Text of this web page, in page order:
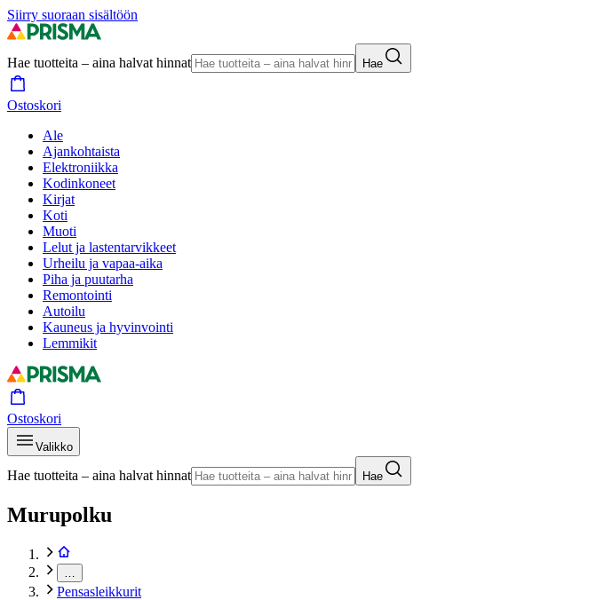
Siirry suoraan sisältöön
Hae tuotteita – aina halvat hinnat Hae
Ostoskori
Ale
Ajankohtaista
Elektroniikka
Kodinkoneet
Kirjat
Koti
Muoti
Lelut ja lastentarvikkeet
Urheilu ja vapaa-aika
Piha ja puutarha
Remontointi
Autoilu
Kauneus ja hyvinvointi
Lemmikit
Ostoskori
Valikko
Hae tuotteita – aina halvat hinnat Hae
Murupolku
Pensasleikkurit